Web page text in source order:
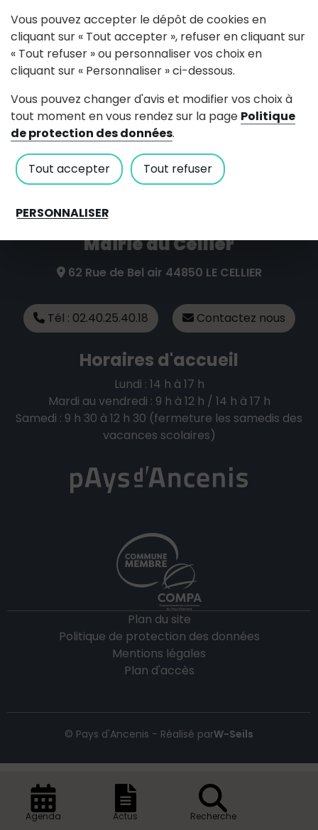
Vous pouvez accepter le dépôt de cookies en
cliquant sur « Tout accepter », refuser en cliquant sur
« Tout refuser » ou personnaliser vos choix en
cliquant sur « Personnaliser » ci-dessous.
Vous pouvez changer d'avis et modifier vos choix à
tout moment en vous rendez sur la page Politique
de protection des données.
Tout accepter Tout refuser
PERSONNALISER
Agenda Actus Recherche
Contact
58 allée des Coulées - La
hello(at)studioantoniamaria.com
Voir le site internet
Mairie du Cellier
62 Rue de Bel air 44850 LE CELLIER
Tél : 02.40.25.40.18 Contactez nous
Horaires d'accueil
Lundi : 14 h à 17 h
Mardi au vendredi : 9 h à 12 h / 14 h à 17 h
Samedi : 9 h 30 à 12 h 30 (fermeture les samedis des
vacances scolaires)
Plan du site
Politique de protection des données
Mentions légales
Plan d'accès
© Pays d'Ancenis - Réalisé parW-Seils